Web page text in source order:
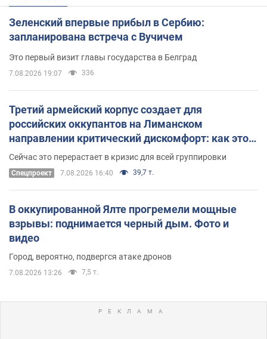
Зеленский впервые прибыл в Сербию:
запланирована встреча с Вучичем
Это первый визит главы государства в Белград
7.08.2026 19:07 336
Третий армейский корпус создает для
российских оккупантов на Лиманском
направлении критический дискомфорт: как это
удалось
Сейчас это перерастает в кризис для всей группировки
Спецпроект 7.08.2026 16:40 39,7 т.
В оккупированной Ялте прогремели мощные
взрывы: поднимается черный дым. Фото и
видео
Город, вероятно, подвергся атаке дронов
7.08.2026 13:26 7,5 т.